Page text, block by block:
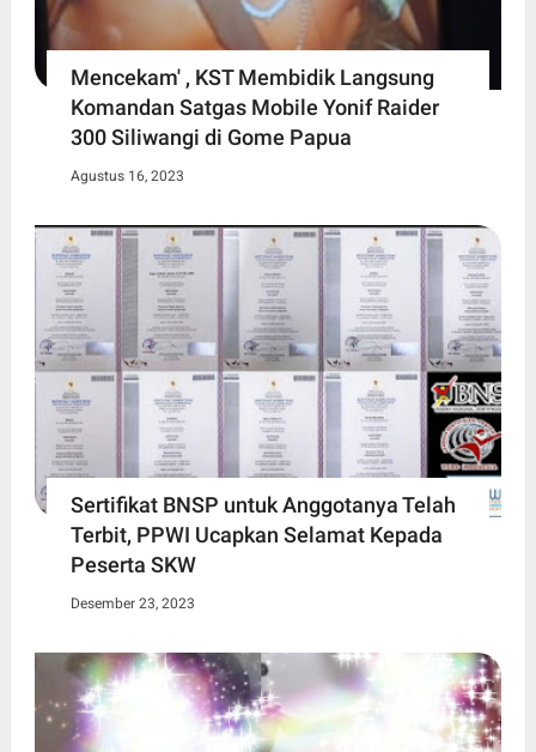
Mencekam' , KST Membidik Langsung
Komandan Satgas Mobile Yonif Raider
300 Siliwangi di Gome Papua
Agustus 16, 2023
Sertifikat BNSP untuk Anggotanya Telah
Terbit, PPWI Ucapkan Selamat Kepada
Peserta SKW
Desember 23, 2023